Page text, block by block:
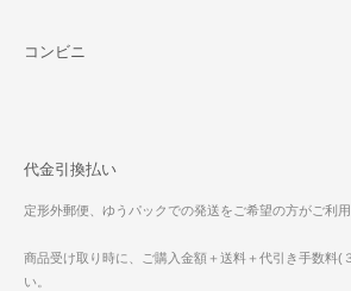
コンビニ
代金引換払い
定形外郵便、ゆうパックでの発送をご希望の方がご利用
商品受け取り時に、ご購入金額＋送料＋代引き手数料(
い。